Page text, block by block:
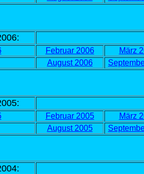
Februar 2006
März
August 2006
Februar 2005
März
August 2005